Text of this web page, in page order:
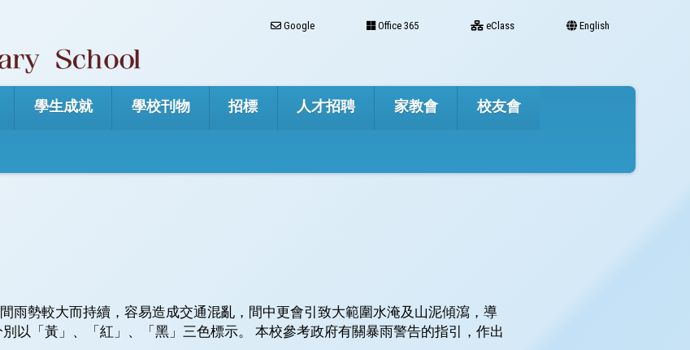
Google Office 365 eClass English
學生成就 學校刊物 招標 人才招聘 家教會 校友會